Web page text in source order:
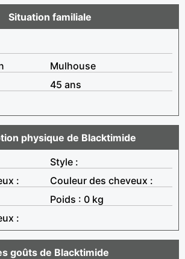
Situation familiale
Mulhouse
45 ans
physique de Blacktimide
Style :
:
Couleur des cheveux :
Poids : 0 kg
:
goûts de Blacktimide